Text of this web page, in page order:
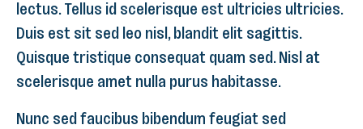
lectus. Tellus id scelerisque est ultricies ultricies.
Duis est sit sed leo nisl, blandit elit sagittis.
Quisque tristique consequat quam sed. Nisl at
scelerisque amet nulla purus habitasse.
Nunc sed faucibus bibendum feugiat sed